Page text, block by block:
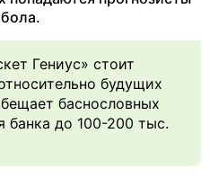
Гениус» стоит
будущих
баснословных
банка до 100-200 тыс.